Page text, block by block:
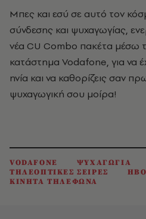
Μπες και εσύ σε αυτό τον
σύνδεσης και ψυχαγωγίας,
νέα CU Combo πακέτα μέσω
κατάστημα Vodafone, για να
ηνία και να καθορίζεις σαν
ψυχαγωγική σου μοίρα!
VODAFONE
ΨΥΧΑΓΩΓΙΑ
ΤΗΛΕΟΠΤΙΚΕΣ ΣΕΙΡΕΣ
HBO
ΚΙΝΗΤΑ ΤΗΛΕΦΩΝΑ